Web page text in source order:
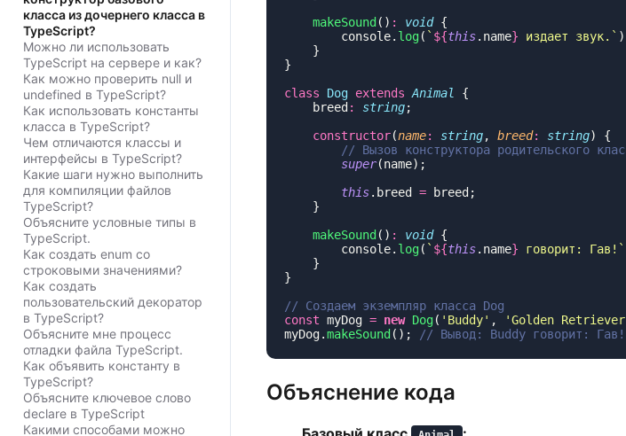
класса из дочернего класса в
TypeScript?
Можно ли использовать
TypeScript на сервере и как?
Как можно проверить null и
undefined в TypeScript?
Как использовать константы
класса в TypeScript?
Чем отличаются классы и
интерфейсы в TypeScript?
Какие шаги нужно выполнить
для компиляции файлов
TypeScript?
Объясните условные типы в
TypeScript.
Как создать enum со
строковыми значениями?
Как создать
пользовательский декоратор
в TypeScript?
Объясните мне процесс
отладки файла TypeScript.
Как объявить константу в
TypeScript?
Объясните ключевое слово
declare в TypeScript
Какими способами можно
    makeSound
() : void
        console.
log( ` ${this.name} издает звук.`
class Dog extends Animal
    breed
: string
    constructor
(name: string, breed: string
        super
        this
.breed =
    makeSound
() : void
        console.
log( ` ${this.name} говорит: Гав!`
const myDog = new Dog( ' Buddy' , 'Golden Retriever
myDog.makeSound ();
Объяснение кода